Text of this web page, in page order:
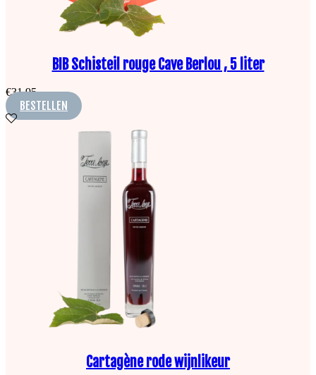
BIB Schisteil rouge Cave Berlou , 5 liter
€31,95
BESTELLEN
Cartagène rode wijnlikeur